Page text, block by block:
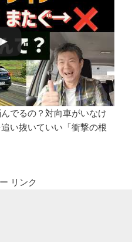
でるの？対向車がいなけ
い抜いていい「衝撃の根
リンク